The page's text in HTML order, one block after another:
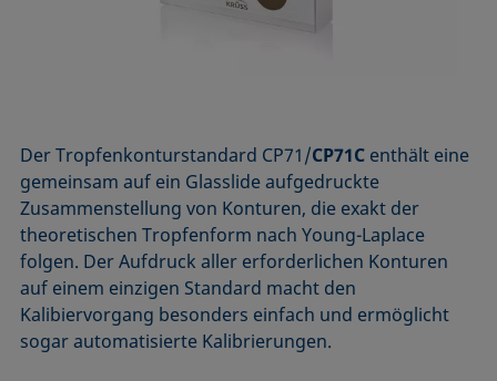
Der Tropfenkonturstandard CP71/CP71C enthält eine
gemeinsam auf ein Glasslide aufgedruckte
Zusammenstellung von Konturen, die exakt der
theoretischen Tropfenform nach Young-Laplace
folgen. Der Aufdruck aller erforderlichen Konturen
auf einem einzigen Standard macht den
Kalibiervorgang besonders einfach und ermöglicht
sogar automatisierte Kalibrierungen.